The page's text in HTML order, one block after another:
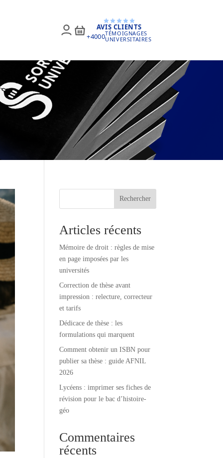
AVIS CLIENTS
+4000TÉMOIGNAGES
UNIVERSITAIRES
Rechercher
Articles récents
Mémoire de droit : règles de mise
en page imposées par les
universités
Correction de thèse avant
impression : relecture, correcteur
et tarifs
Dédicace de thèse : les
formulations qui marquent
Comment obtenir un ISBN pour
publier sa thèse : guide AFNIL
2026
Lycéens : imprimer ses fiches de
révision pour le bac d’histoire-
géo
Commentaires
récents